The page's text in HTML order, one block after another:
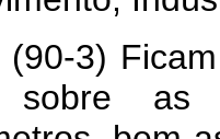
Ficam
sobre